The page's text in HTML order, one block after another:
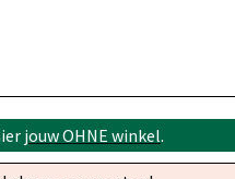
jouw OHNE winkel.